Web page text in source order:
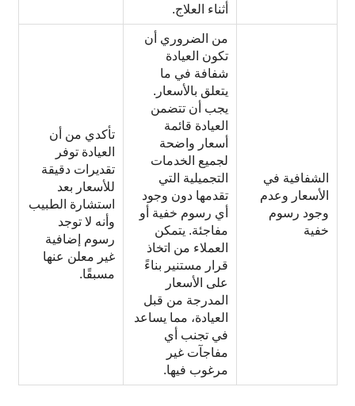
أثناء العلاج.
الشفافية في
الأسعار وعدم
وجود رسوم
خفية
من الضروري أن
تكون العيادة
شفافة في ما
يتعلق بالأسعار.
يجب أن تتضمن
العيادة قائمة
أسعار واضحة
لجميع الخدمات
التجميلية التي
تقدمها دون وجود
أي رسوم خفية أو
مفاجئة. يتمكن
العملاء من اتخاذ
قرار مستنير بناءً
على الأسعار
المدرجة من قبل
العيادة، مما يساعد
في تجنب أي
مفاجآت غير
مرغوب فيها.
تأكدي من أن
العيادة توفر
تقديرات دقيقة
للأسعار بعد
استشارة الطبيب
وأنه لا توجد
رسوم إضافية
غير معلن عنها
مسبقًا.